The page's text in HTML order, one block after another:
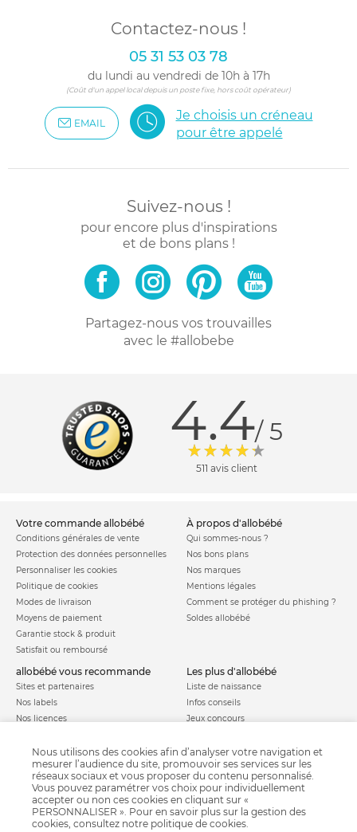
Contactez-nous !
05 31 53 03 78
du lundi au vendredi de 10h à 17h
(Coût d'un appel local depuis un poste fixe, hors coût opérateur)
EMAIL
Je choisis un créneau
pour être appelé
Suivez-nous !
pour encore plus d'inspirations
et de bons plans !
Partagez-nous vos trouvailles
avec le #allobebe
4.4/ 5
511 avis client
votre commande allobébé
Conditions générales de vente
Protection des données personnelles
Personnaliser les cookies
Politique de cookies
Modes de livraison
Moyens de paiement
Garantie stock & produit
Satisfait ou remboursé
à propos d'allobébé
Qui sommes-nous ?
Nos bons plans
Nos marques
Mentions légales
Comment se protéger du phishing ?
Soldes allobébé
allobébé vous recommande
Sites et partenaires
Nos labels
Nos licences
les plus d'allobébé
Liste de naissance
Infos conseils
Jeux concours
Parrainage
Paiement sécurisé
Charte qualité
Nous utilisons des cookies afin d’analyser votre navigation et
mesurer l’audience du site, promouvoir ses services sur les
réseaux sociaux et vous proposer du contenu personnalisé.
Vous pouvez paramétrer vos choix pour individuellement
accepter ou non ces cookies en cliquant sur «
PERSONNALISER ». Pour en savoir plus sur la gestion des
cookies, consultez notre politique de cookies.